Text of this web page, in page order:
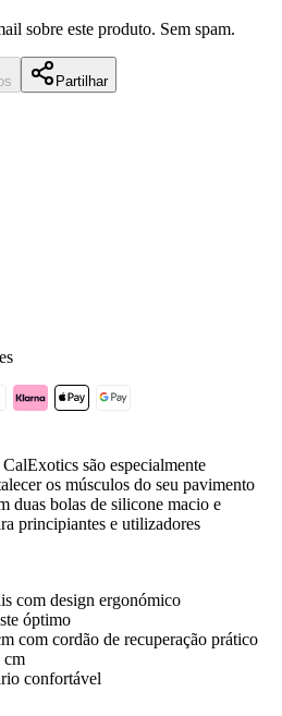
sobre este produto. Sem spam.
Partilhar
são especialmente
os músculos do seu pavimento
duas bolas de silicone macio e
principiantes e utilizadores
com design ergonómico
óptimo
com cordão de recuperação prático
cm
confortável